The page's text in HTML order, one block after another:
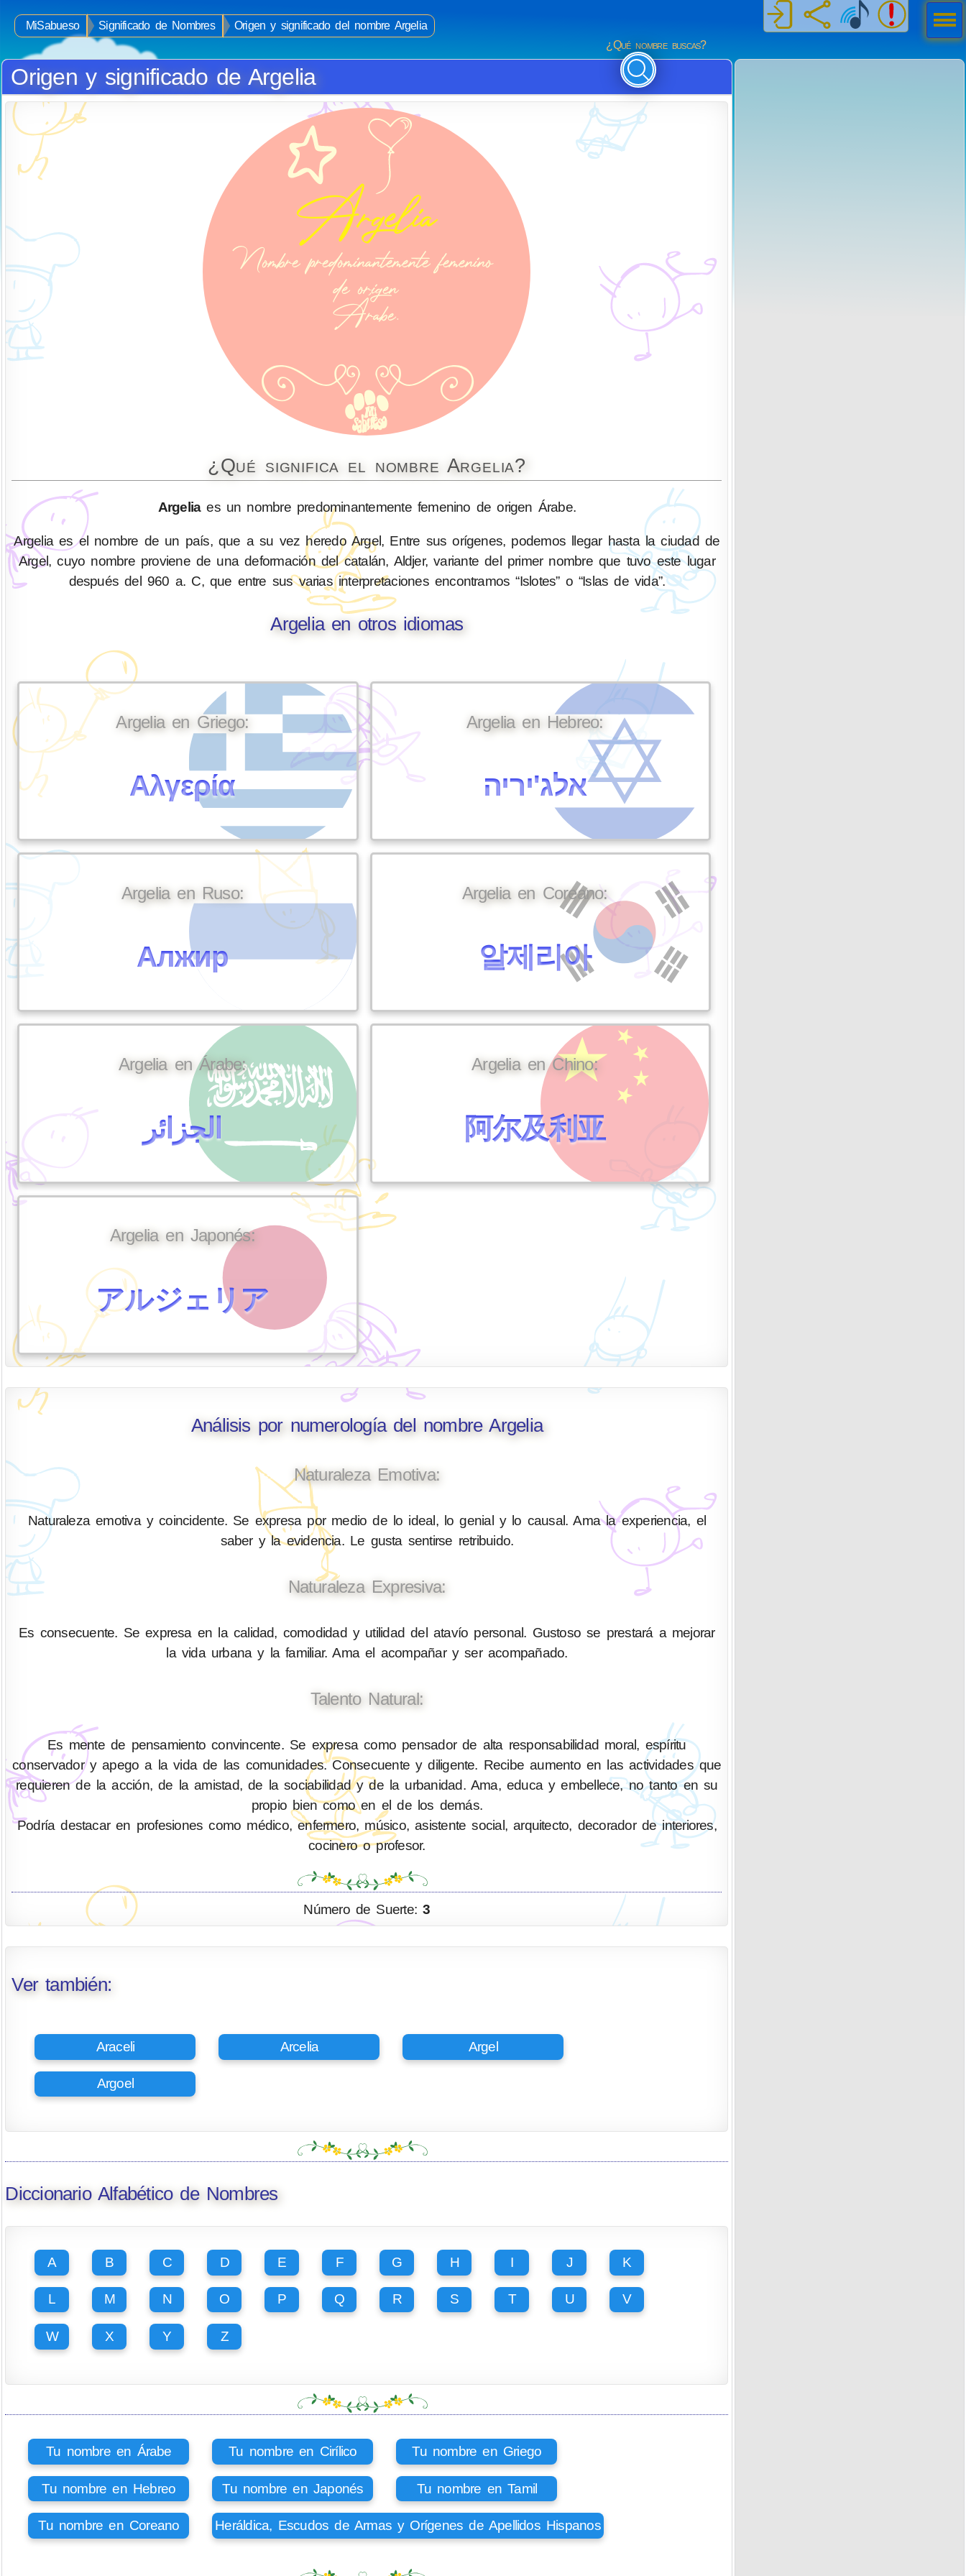
MiSabueso Significado de Nombres
Origen y significado del nombre Argelia
¿Qué nombre buscas?
Origen y significado de Argelia
¿Qué significa el nombre Argelia?
Argeliaes un nombre predominantemente femenino de origen Árabe.
Argelia es el nombre de un país, que a su vez heredo Argel, Entre sus orígenes, podemos llegar hasta la ciudad de
Argel, cuyo nombre proviene de una deformación del catalán, Aldjer, variante del primer nombre que tuvo este lugar
después del 960 a. C, que entre sus varias interpretaciones encontramos “Islotes” o “Islas de vida”.
Argelia en otros idiomas
Argelia en Griego:
Αλγερία
Argelia en Hebreo:
אלג'יריה
Argelia en Ruso:
Алжир
Argelia en Coreano:
알제리아
Argelia en Árabe:
الجزائر
Argelia en Chino:
阿尔及利亚
Argelia en Japonés:
アルジェリア
Análisis por numerología del nombre Argelia
Naturaleza Emotiva:
Naturaleza emotiva y coincidente. Se expresa por medio de lo ideal, lo genial y lo causal. Ama la experiencia, el
saber y la evidencia. Le gusta sentirse retribuido.
Naturaleza Expresiva:
Es consecuente. Se expresa en la calidad, comodidad y utilidad del atavío personal. Gustoso se prestará a mejorar
la vida urbana y la familiar. Ama el acompañar y ser acompañado.
Talento Natural:
Es mente de pensamiento convincente. Se expresa como pensador de alta responsabilidad moral, espíritu
conservador y apego a la vida de las comunidades. Consecuente y diligente. Recibe aumento en las actividades que
requieren de la acción, de la amistad, de la sociabilidad y de la urbanidad. Ama, educa y embellece, no tanto en su
propio bien como en el de los demás.
Podría destacar en profesiones como médico, enfermero, músico, asistente social, arquitecto, decorador de interiores,
cocinero o profesor.
Número de Suerte:3
Ver también:
Araceli Arcelia Argel
Argoel
Diccionario Alfabético de Nombres
A B C D E F G H I J K
L M N O P Q R S T U V
W X Y Z
Tu nombre en Árabe Tu nombre en Cirílico Tu nombre en Griego
Tu nombre en Hebreo Tu nombre en Japonés Tu nombre en Tamil
Tu nombre en Coreano Heráldica, Escudos de Armas y Orígenes de Apellidos Hispanos
Men
ú